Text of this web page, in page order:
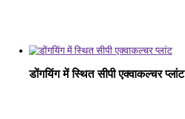
डोंगयिंग में स्थित सीपी एक्वाकल्चर प्लांट